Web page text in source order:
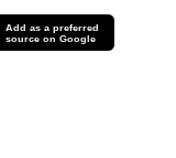
Add as a preferred
source on Google